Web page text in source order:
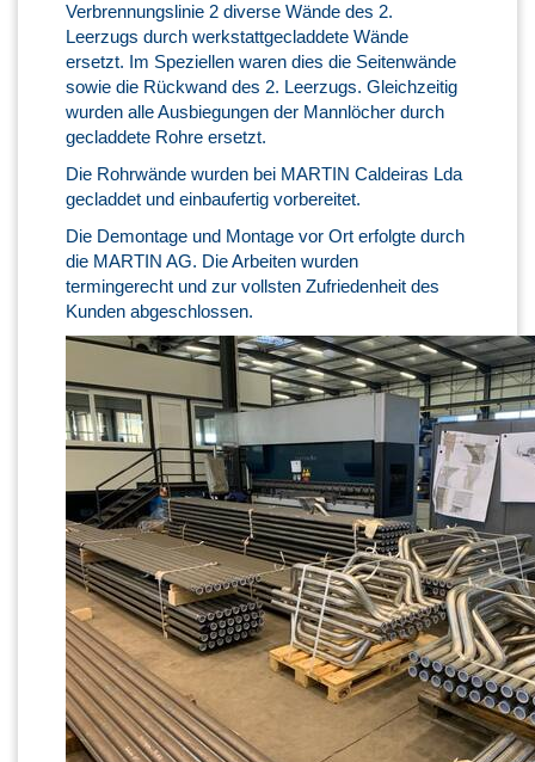
Verbrennungslinie 2 diverse Wände des 2.
Leerzugs durch werkstattgecladdete Wände
ersetzt. Im Speziellen waren dies die Seitenwände
sowie die Rückwand des 2. Leerzugs. Gleichzeitig
wurden alle Ausbiegungen der Mannlöcher durch
gecladdete Rohre ersetzt.
Die Rohrwände wurden bei MARTIN Caldeiras Lda
gecladdet und einbaufertig vorbereitet.
Die Demontage und Montage vor Ort erfolgte durch
die MARTIN AG. Die Arbeiten wurden
termingerecht und zur vollsten Zufriedenheit des
Kunden abgeschlossen.